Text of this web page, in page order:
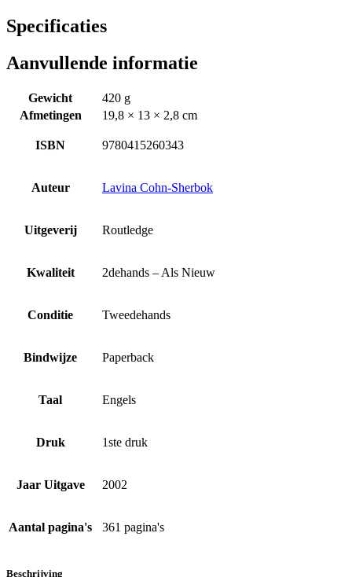
Specificaties
Aanvullende informatie
Gewicht
420 g
Afmetingen
19,8 × 13 × 2,8 cm
ISBN 9780415260343
Auteur Lavina Cohn-Sherbok
Uitgeverij Routledge
Kwaliteit 2dehands – Als Nieuw
Conditie Tweedehands
Bindwijze Paperback
Taal Engels
Druk 1ste druk
Jaar Uitgave 2002
Aantal pagina's 361 pagina's
Beschrijving